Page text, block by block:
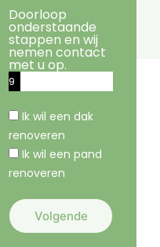
Doorloop
onderstaande
stappen en wij
nemen contact
met u op.
9
Ik wil een dak
renoveren
Ik wil een pand
renoveren
Volgende